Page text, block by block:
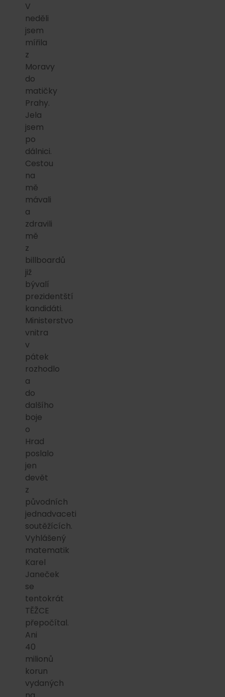
V
neděli
jsem
mířila
z
Moravy
do
matičky
Prahy.
Jela
jsem
po
dálnici.
Cestou
na
mě
mávali
a
zdravili
mě
z
billboardů
již
bývalí
prezidentští
kandidáti.
Ministerstvo
vnitra
v
pátek
rozhodlo
a
do
dalšího
boje
o
Hrad
poslalo
jen
devět
z
původních
jednadvaceti
soutěžících.
Vyhlášený
matematik
Karel
Janeček
se
tentokrát
TĚŽCE
přepočítal.
Ani
40
milionů
korun
vydaných